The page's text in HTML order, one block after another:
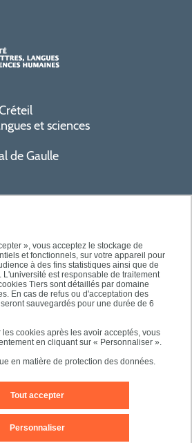
», vous acceptez le stockage de
et fonctionnels, sur votre appareil pour
à des fins statistiques ainsi que de
est responsable de traitement
Tiers sont détaillés par domaine
En cas de refus ou d'acceptation des
sauvegardés pour une durée de 6
cookies après les avoir acceptés, vous
en cliquant sur « Personnaliser ».
en matière de protection des données.
Tout accepter
Personnaliser
et sciences
de Gaulle
Nous contacter